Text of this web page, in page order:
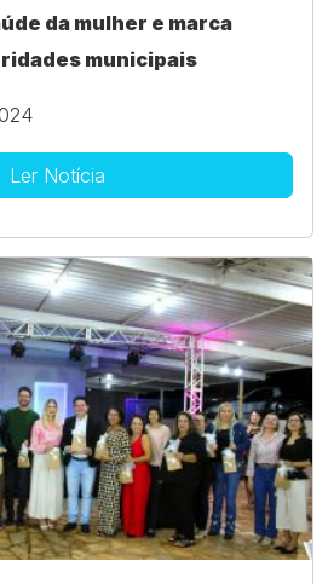
da mulher e marca
municipais
Ler Notícia